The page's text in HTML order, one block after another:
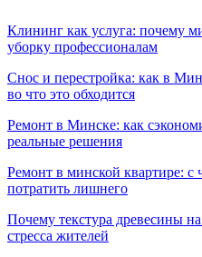
Клининг как услуга: почему
уборку профессионалам
Снос и перестройка: как в
во что это обходится
Ремонт в Минске: как
реальные решения
Ремонт в минской квартире: с
потратить лишнего
Почему текстура древесины
стресса жителей